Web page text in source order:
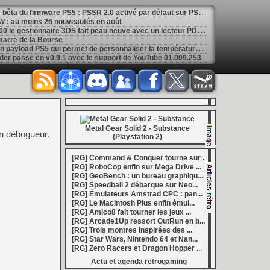
[
LS] [PS5] Sony déploie une bêta du firmware PS5 : PSSR 2.0 activé par défaut sur PS5 Pro
: au moins 26 nouveautés en août
[
LS] [3DS] 3DShell-next v1.00 le gestionnaire 3DS fait peau neuve avec un lecteur PDF et un moteur entièrement revu
de la Bourse
[
LS] [PS5] fan_target v0.1 un payload PS5 qui permet de personnaliser la température cible du ventilateur
passe en v0.9.1 avec le support de YouTube 01.009.253
[
GK] Preview : Onimusha : Way of the Sword s'égare-t-il dans son pseudo monde ouvert ?
: Fighting Souls n'aura pas de test aujourd'hui
Repairs porte bien son nom
vous invite à regarder Netflix le 27 août à 21h
: la gestion de bolides en plastique, c'est un métier
of Mana, le jeu qui a ensorcelé une génération
ventes de Switch 2 dépassent déjà celles de la GameCube
autour de Halo : Campaign Evolved
[
GK] Inspiré par System Shock 2 et Doom 3, le FPS DERELIKT veut vous foutre la trouille à la fin 2026
l’affichage emblématique de la Game Boy
Éclatants » arriveront sur Switch 2 en octobre
[
LS] [XB360] Xbox360BadUpdate v1.3 l'exploit Xbox 360 gagne en fiabilité et ajoute un mode de récupération
: après un accueil mitigé, Game Freak va revoir sa copie
Champions Tactics, le jeu NFT ferme ses portes
: l'hymne ultime à la solitude a déjà quarante ans
le maintien des jeux physiques pour les joueurs
27 veut apporter du sang neuf avec le mode The Grounds
médiéval à petit prix pour la rentrée
des Zelda de la Game Boy arrivera à la rentrée 2026
Vault arrive sur le marché en 1.0
Hunter Wilds avec un prologue gratuit
débogueur.
Metal Gear Solid 2 - Substance
(Playstation 2)
[RG] Command & Conquer tourne sur ...
[RG] RoboCop enfin sur Mega Drive ...
[RG] GeoBench : un bureau graphiqu...
[RG] Speedball 2 débarque sur Neo...
[RG] Émulateurs Amstrad CPC : pan...
[RG] Le Macintosh Plus enfin émul...
[RG] Amico8 fait tourner les jeux ...
[RG] Arcade1Up ressort OutRun en b...
[RG] Trois montres inspirées des ...
[RG] Star Wars, Nintendo 64 et Nan...
[RG] Zero Racers et Dragon Hopper ...
Actu et agenda retrogaming